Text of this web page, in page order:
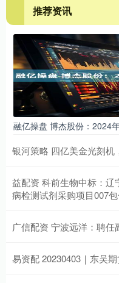
推荐资讯
融亿操盘 博杰股份：2024
银河策略 四亿美金光刻机
益配资 科前生物中标：
病检测试剂采购项目007
广信配资 宁波远洋：聘任
易资配 20230403｜东吴